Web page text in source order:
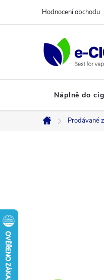
Hodnocení obchodu
Náplně do
Domů
Prodávané